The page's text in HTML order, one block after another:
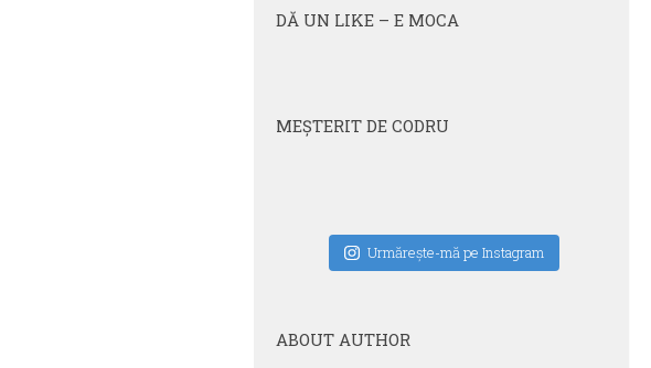
DĂ UN LIKE – E MOCA
MEŞTERIT DE CODRU
Urmăreşte-mă pe Instagram
ABOUT AUTHOR